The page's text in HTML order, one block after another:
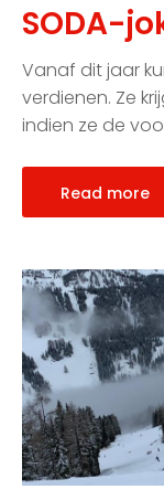
SODA-
Vanaf dit jaar
verdienen. Ze
indien ze de
Read more